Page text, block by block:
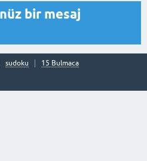
bir mesaj
sudoku
15 Bulmaca